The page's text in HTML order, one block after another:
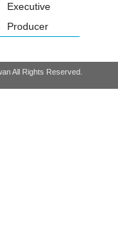
Executive
Producer
All Rights Reserved.